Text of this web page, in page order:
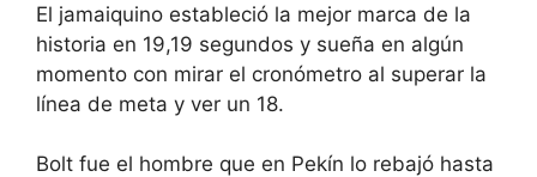
El jamaiquino estableció la mejor marca de la
historia en 19,19 segundos y sueña en algún
momento con mirar el cronómetro al superar la
línea de meta y ver un 18.
Bolt fue el hombre que en Pekín lo rebajó hasta